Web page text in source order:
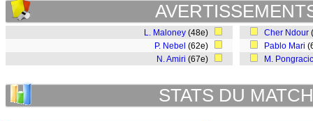
L. Maloney (48e)
P. Nebel (62e)
N. Amiri (67e)
Cher Ndour
Pablo Mari
M. Pongracic
STATS DU MATCH